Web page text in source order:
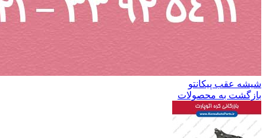
شیشه عقب پیکانتو
بازگشت به محصولات